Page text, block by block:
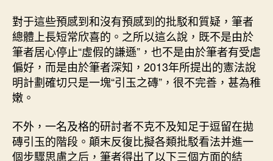
對于這些預感到和沒有預感到的批駁和質疑，筆者
總體上長短常欣喜的。之所以這么說，既不是由於
筆者居心停止“虛假的謙遜”，也不是由於筆者有受虐
偏好，而是由於筆者深知，2013年所提出的憲法說
明計劃確切只是一塊“引玉之磚”，很不完善，甚為稚
嫩。
不外，一名及格的研討者不克不及知足于逗留在拋
磚引玉的階段。顛末反復比擬各類批駁看法并進一
個步驟思慮之后，筆者得出了以下三個方面的結